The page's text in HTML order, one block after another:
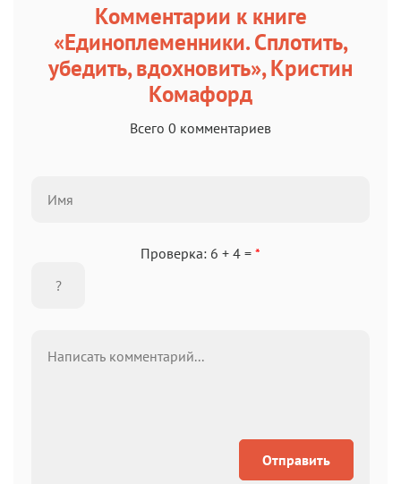
Комментарии к книге
«Единоплеменники. Сплотить,
убедить, вдохновить», Кристин
Комафорд
Всего 0 комментариев
Проверка: 6 + 4 = *
Отправить